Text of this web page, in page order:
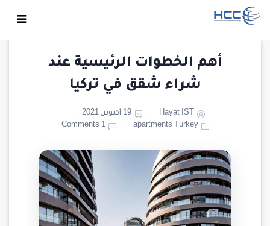
أهم الخطوات الرئيسية عند
شراء شقق في تركيا
Hayat IST
19 أكتوبر, 2021
apartments Turkey
1 Comments